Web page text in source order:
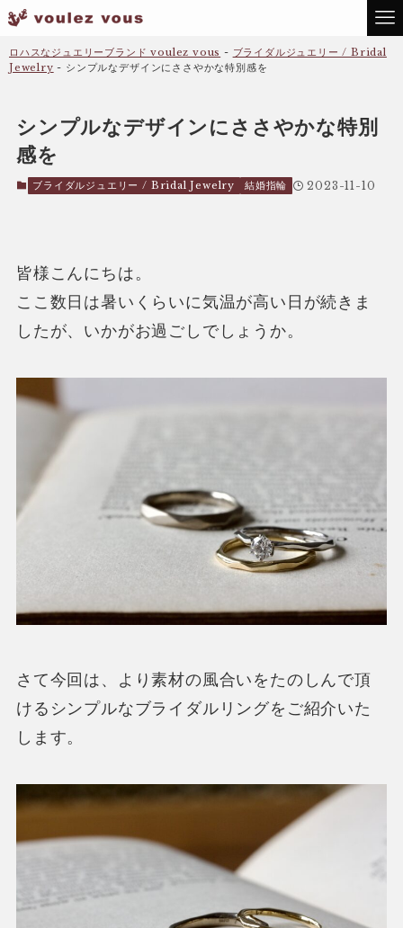
ロハスなジュエリーブランド voulez vous - ブライダルジュエリー / Bridal
Jewelry - シンプルなデザインにささやかな特別感を
シンプルなデザインにささやかな特別
感を
ブライダルジュエリー / Bridal Jewelry 結婚指輪 2023-11-10
皆様こんにちは。
ここ数日は暑いくらいに気温が高い日が続きま
したが、いかがお過ごしでしょうか。
さて今回は、より素材の風合いをたのしんで頂
けるシンプルなブライダルリングをご紹介いた
します。